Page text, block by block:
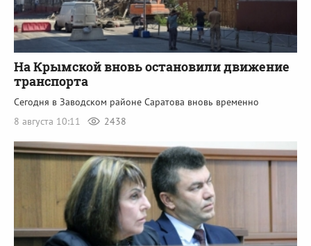
На Крымской вновь остановили движение
транспорта
Сегодня в Заводском районе Саратова вновь временно
8 августа 10:11
2438